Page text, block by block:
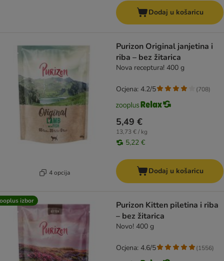
Dodaj u košaricu
4 opcija
Purizon Original janjetina i
riba – bez žitarica
Nova receptura! 400 g
5,49 €
13,73 € / kg
5,22 €
Ocjena: 4.2/5 (708)
Dodaj u košaricu
izbor
Purizon Kitten piletina i riba
– bez žitarica
Novo! 400 g
Ocjena: 4.6/5 (1556)